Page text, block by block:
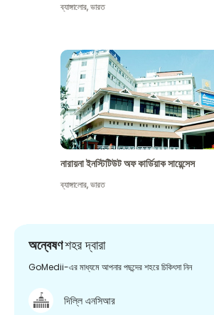
ব্যাঙ্গালোর,ভারত
নারায়না ইনস্টিটিউট অফ কার্ডিয়াক সায়েন্সেস
ব্যাঙ্গালোর,ভারত
অন্বেষণশহর দ্বারা
GoMedii-এর মাধ্যমে আপনার পছন্দের শহরে চিকিৎসা নিন
দিল্লি এনসিআর